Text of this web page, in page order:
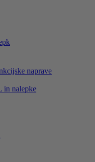
naprave
in nalepke